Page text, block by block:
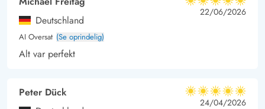
de blå bølger på en varm sommerdag eller flyve med drage
med ungerne i efterårsvinden.
Der er heller ikke langt til Søndervigs hyggelige bymidte, og
*ingen danske kanaler, kun Apple TV til streaming af jeres
Deutschland
AI Oversat (Se oprindelig)
5 ud af 5
5 ud af 5
5 out of 5
22/06/2026
Alt var perfekt
Peter Dück
5 ud af 5
5 ud af 5
5 out of 5
24/04/2026